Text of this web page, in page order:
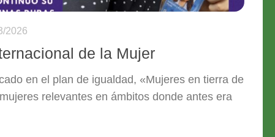
2026
de la Mujer
en el plan de igualdad, «Mujeres en tierra de
relevantes en ámbitos donde antes era